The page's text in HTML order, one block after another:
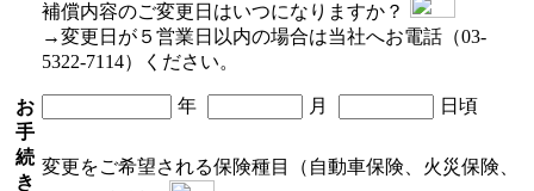
お
手
続
き
補償内容のご変更日はいつになりますか？
→変更日が５営業日以内の場合は当社へお電話（03-
5322-7114）ください。
年 月 日頃
変更をご希望される保険種目（自動車保険、火災保険、